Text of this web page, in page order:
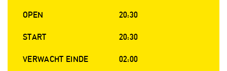
OPEN 20:30
START 20:30
VERWACHT EINDE 02:00